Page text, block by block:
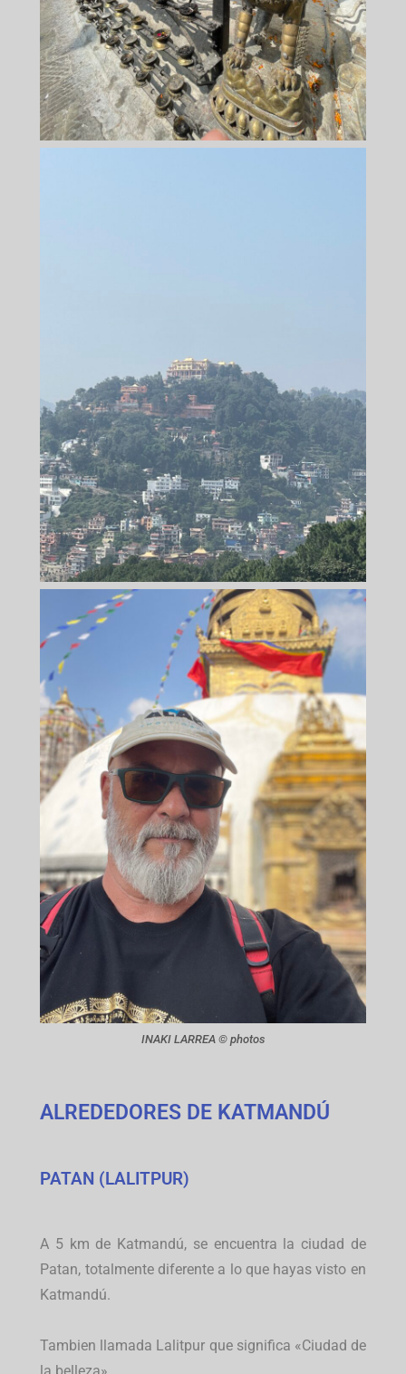
INAKI LARREA © photos
ALREDEDORES DE KATMANDÚ
PATAN (LALITPUR)
A 5 km de Katmandú, se encuentra la ciudad de
Patan, totalmente diferente a lo que hayas visto en
Katmandú.
Tambien llamada Lalitpur que significa «Ciudad de
la belleza».